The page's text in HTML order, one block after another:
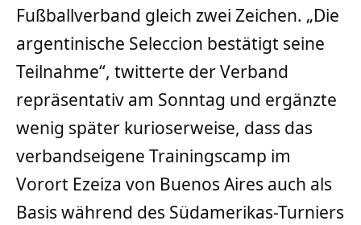
Fußballverband gleich zwei Zeichen. „Die
argentinische Seleccion bestätigt seine
Teilnahme“, twitterte der Verband
repräsentativ am Sonntag und ergänzte
wenig später kurioserweise, dass das
verbandseigene Trainingscamp im
Vorort Ezeiza von Buenos Aires auch als
Basis während des Südamerikas-Turniers